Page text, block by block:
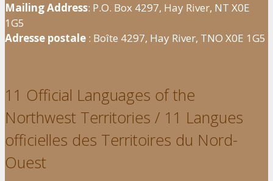
Mailing Address: P.O. Box 4297, Hay River, NT X0E
1G5
Adresse postale : Boîte 4297, Hay River, TNO X0E 1G5
11 Official Languages of the
Northwest Territories / 11 Langues
officielles des Territoires du Nord-
Ouest